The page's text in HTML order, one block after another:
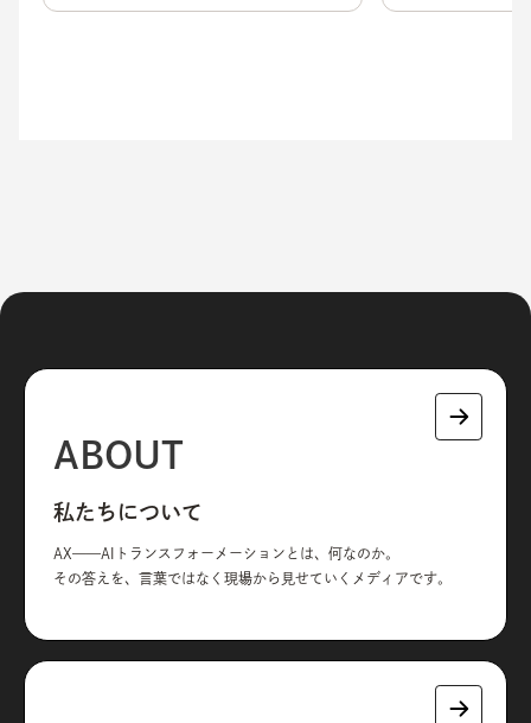
【2026年7月15
ABOUT
私たちについて
AX——AIトランスフォーメーションとは、何なのか。
その答えを、言葉ではなく現場から見せていくメディアです。